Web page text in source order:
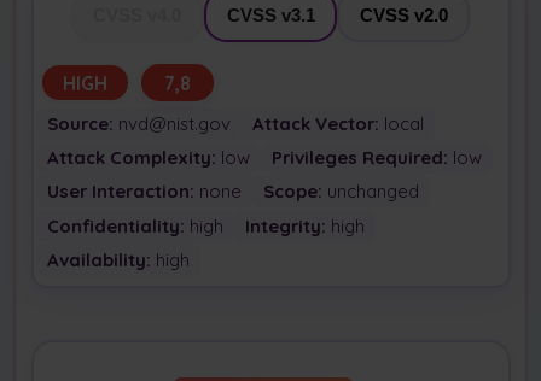
CVSS v3.1 CVSS v2.0
HIGH 7,8
Source: nvd@nist.gov Attack Vector: local
Attack Complexity: low Privileges Required: low
User Interaction: none Scope: unchanged
Confidentiality: high Integrity: high
Availability: high